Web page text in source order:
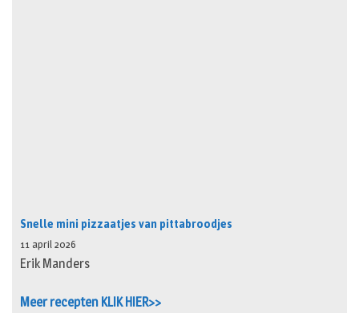
Snelle mini pizzaatjes van pittabroodjes
11 april 2026
Erik Manders
Meer recepten KLIK HIER>>